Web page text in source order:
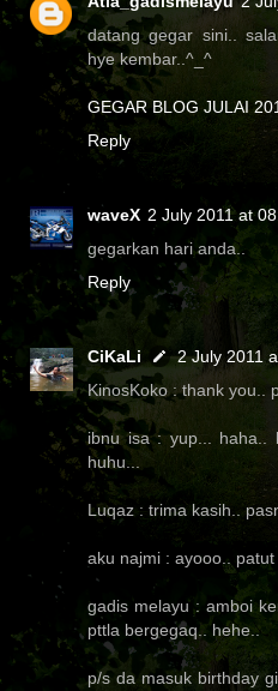
datang gegar sini..
hye kembar..^_^
GEGAR BLOG JULAI
Reply
waveX 2 July 2011 at
gegarkan hari anda..
Reply
CiKaLi
2 July 2011
KinosKoko : thank you..
ibnu isa : yup... haha..
huhu...
Luqaz : trima kasih..
aku najmi : ayooo..
gadis melayu : amboi
pttla bergegaq.. hehe..
p/s da masuk birthday